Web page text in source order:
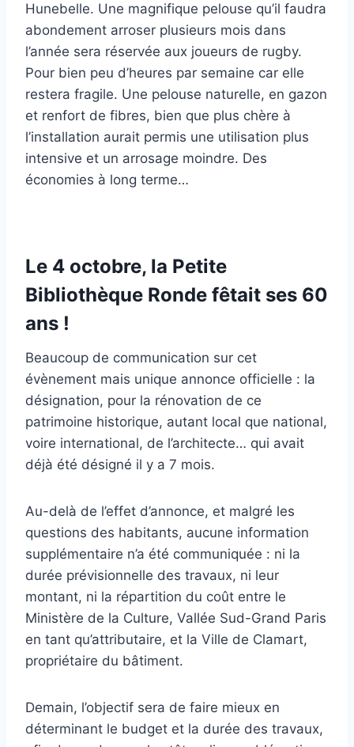
Hunebelle. Une magnifique pelouse qu’il faudra
abondement arroser plusieurs mois dans
l’année sera réservée aux joueurs de rugby.
Pour bien peu d’heures par semaine car elle
restera fragile. Une pelouse naturelle, en gazon
et renfort de fibres, bien que plus chère à
l’installation aurait permis une utilisation plus
intensive et un arrosage moindre. Des
économies à long terme…
Le 4 octobre, la Petite
Bibliothèque Ronde fêtait ses 60
ans !
Beaucoup de communication sur cet
évènement mais unique annonce officielle : la
désignation, pour la rénovation de ce
patrimoine historique, autant local que national,
voire international, de l’architecte… qui avait
déjà été désigné il y a 7 mois.
Au-delà de l’effet d’annonce, et malgré les
questions des habitants, aucune information
supplémentaire n’a été communiquée : ni la
durée prévisionnelle des travaux, ni leur
montant, ni la répartition du coût entre le
Ministère de la Culture, Vallée Sud-Grand Paris
en tant qu’attributaire, et la Ville de Clamart,
propriétaire du bâtiment.
Demain, l’objectif sera de faire mieux en
déterminant le budget et la durée des travaux,